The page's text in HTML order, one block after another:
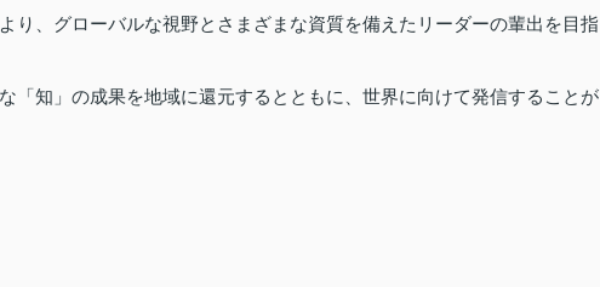
り、グローバルな視野とさまざまな資質を備えたリーダーの輩出を目指
「知」の成果を地域に還元するとともに、世界に向けて発信することが